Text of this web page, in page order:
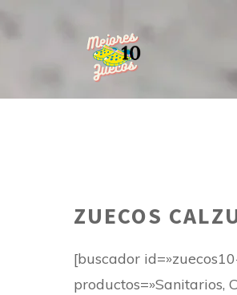
al
ZUECOS
[buscador
productos=»Sanitarios,